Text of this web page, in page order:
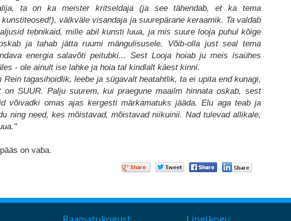
ta on ka meister kritseldaja (ja see tähendab, et ka tema
välkväle visandaja ja suurepärane keraamik. Ta valdab
tebnikaid, mille abil kunsti luua, ja mis suure looja puhul kõige
ja tahab jätta ruumi mängulisusele. Võib-olla just seal tema
energia salavõti peitubki... Sest Looja hoiab ju meis isaühes
- ole ainult ise lahke ja hoia tal kindlalt käest kinni.
Rein tagasihoidlik, leebe ja sügavalt heatahtlik, ta ei upita end kunagi,
on SUUR. Palju suurem, kui praegune maailm hinnata oskab, sest
võivadki omas ajas kergesti märkamatuks jääda. Elu aga teab ja
ning need, kes mõistavad, mõistavad niikuinii. Nad tulevad allikale,
on vaba.
Raamatukogust Lingikogu